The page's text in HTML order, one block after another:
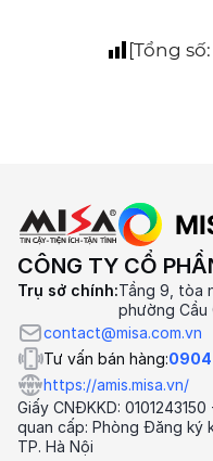
[Tổng số:
CÔNG TY CỔ
Trụ sở chính:Tầng 9, tòa
phường Cầu
contact@misa.com.vn
Tư vấn bán hàng:
https://amis.misa.vn/
Giấy CNĐKKD:
quan cấp: Phòng Đăng ký
TP. Hà Nội